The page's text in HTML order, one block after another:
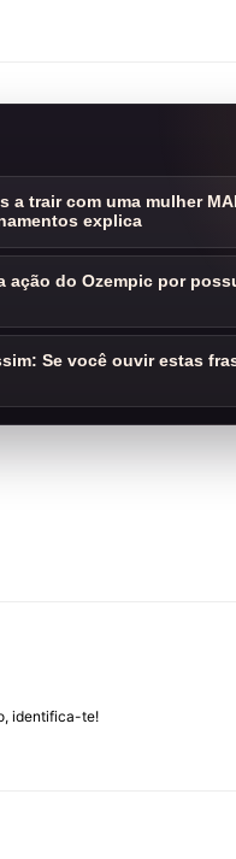
a trair com uma mulher
explica
ação do Ozempic por
Se você ouvir estas
identifica-te!